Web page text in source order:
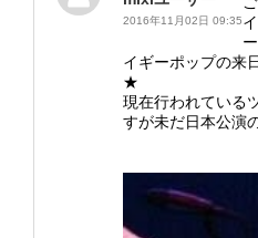
2016年11月02日 09:35
ー
イギーポップの来
★
現在行われている
すが未だ日本公演